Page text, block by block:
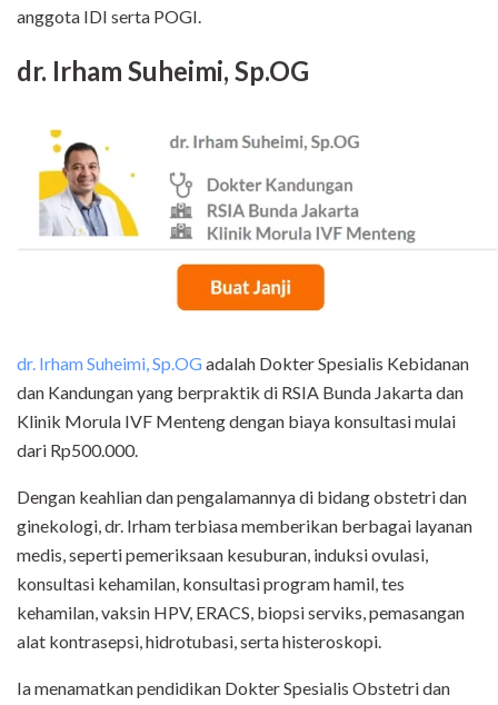
anggota IDI serta POGI.
dr. Irham Suheimi, Sp.OG
dr. Irham Suheimi, Sp.OGadalah Dokter Spesialis Kebidanan
dan Kandungan yang berpraktik di RSIA Bunda Jakarta dan
Klinik Morula IVF Menteng dengan biaya konsultasi mulai
dari Rp500.000.
Dengan keahlian dan pengalamannya di bidang obstetri dan
ginekologi, dr. Irham terbiasa memberikan berbagai layanan
medis, seperti pemeriksaan kesuburan, induksi ovulasi,
konsultasi kehamilan, konsultasi program hamil, tes
kehamilan, vaksin HPV, ERACS, biopsi serviks, pemasangan
alat kontrasepsi, hidrotubasi, serta histeroskopi.
Ia menamatkan pendidikan Dokter Spesialis Obstetri dan